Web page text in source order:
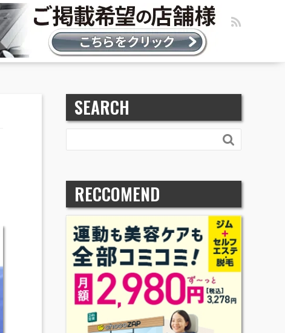
SEARCH

RECCOMEND